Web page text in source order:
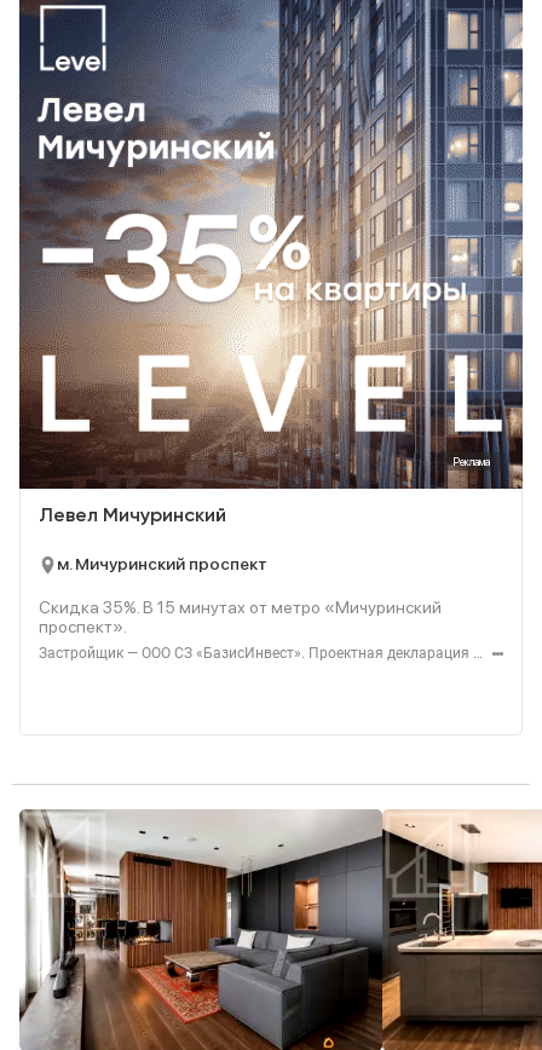
Реклама
Левел Мичуринский
м. Мичуринский проспект
Скидка 35%. В 15 минутах от метро «Мичуринский
проспект».
Застройщик — ООО СЗ «БазисИнвест». Проектная декларация — наш.дом.рф. Акция до 31.08.2026. Не оферта. Подробности — level.ru